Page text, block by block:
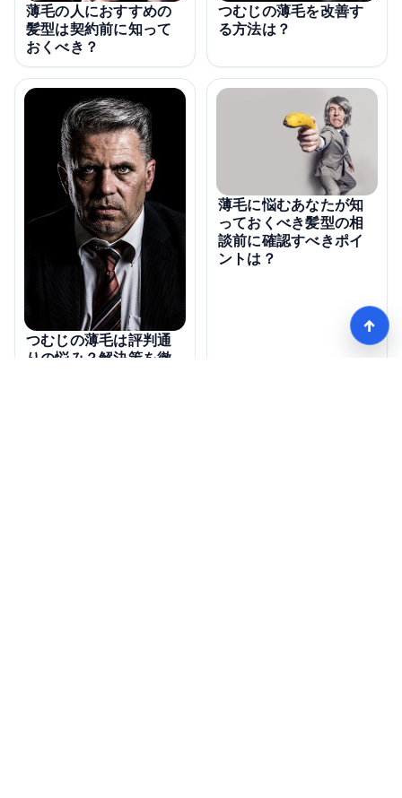
薄毛の人におすすめの
髪型は契約前に知って
おくべき？
つむじの薄毛を改善す
る方法は？
つむじの薄毛は評判通
りの悩み？解決策を徹
薄毛に悩むあなたが知
っておくべき髪型の相
談前に確認すべきポイ
ントは？
↑